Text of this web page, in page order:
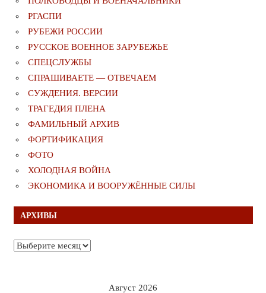
РГАСПИ
РУБЕЖИ РОССИИ
РУССКОЕ ВОЕННОЕ ЗАРУБЕЖЬЕ
СПЕЦСЛУЖБЫ
СПРАШИВАЕТЕ — ОТВЕЧАЕМ
СУЖДЕНИЯ. ВЕРСИИ
ТРАГЕДИЯ ПЛЕНА
ФАМИЛЬНЫЙ АРХИВ
ФОРТИФИКАЦИЯ
ФОТО
ХОЛОДНАЯ ВОЙНА
ЭКОНОМИКА И ВООРУЖЁННЫЕ СИЛЫ
АРХИВЫ
Архивы
Август 2026